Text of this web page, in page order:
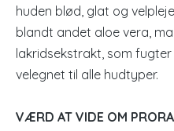
huden blød, glat og
blandt andet aloe vera,
lakridsekstrakt, som
velegnet til alle hudtyper.
VÆRD AT VIDE OM